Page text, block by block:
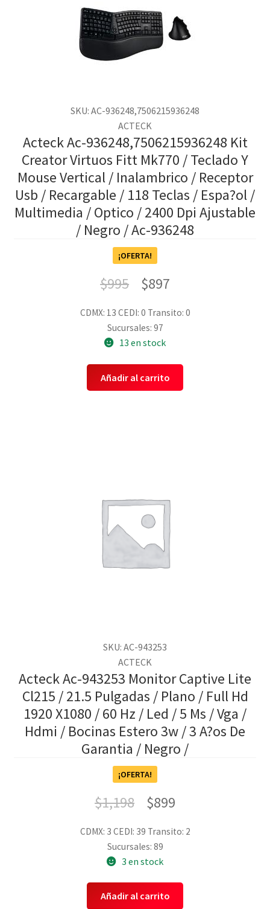
SKU: AC-936248,7506215936248
ACTECK
Acteck Ac-936248,7506215936248 Kit
Creator Virtuos Fitt Mk770 / Teclado Y
Mouse Vertical / Inalambrico / Receptor
Usb / Recargable / 118 Teclas / Espa?ol /
Multimedia / Optico / 2400 Dpi Ajustable
/ Negro / Ac-936248
¡OFERTA!
$995 $897
CDMX: 13 CEDI: 0 Transito: 0
Sucursales: 97
13 en stock
Añadir al carrito
SKU: AC-943253
ACTECK
Acteck Ac-943253 Monitor Captive Lite
Cl215 / 21.5 Pulgadas / Plano / Full Hd
1920 X1080 / 60 Hz / Led / 5 Ms / Vga /
Hdmi / Bocinas Estero 3w / 3 A?os De
Garantia / Negro /
¡OFERTA!
$1,198 $899
CDMX: 3 CEDI: 39 Transito: 2
Sucursales: 89
3 en stock
Añadir al carrito